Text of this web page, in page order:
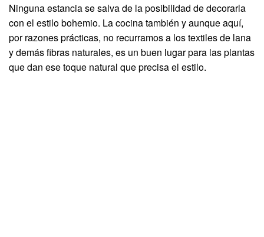
Ninguna estancia se salva de la posibilidad de decorarla
con el estilo bohemio. La cocina también y aunque aquí,
por razones prácticas, no recurramos a los textiles de lana
y demás fibras naturales, es un buen lugar para las plantas
que dan ese toque natural que precisa el estilo.